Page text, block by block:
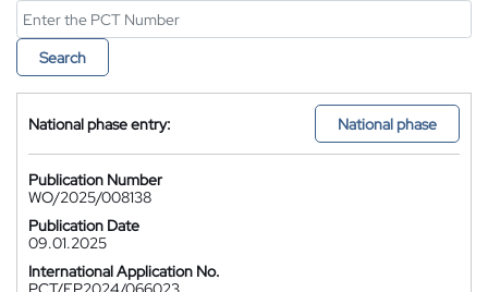
Search
National phase entry: National phase
Publication Number
WO/2025/008138
Publication Date
09.01.2025
International Application No.